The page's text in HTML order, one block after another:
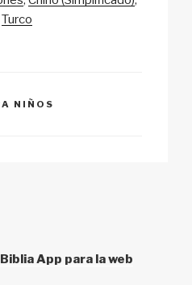
A
Turco
NIÑOS
App para la web